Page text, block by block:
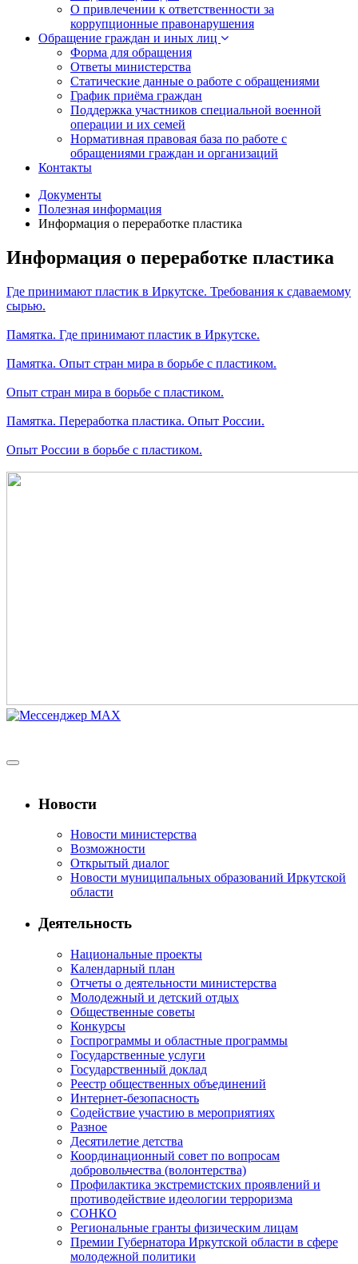
О привлечении к ответственности за
коррупционные правонарушения
Обращение граждан и иных лиц
Форма для обращения
Ответы министерства
Статические данные о работе с обращениями
График приёма граждан
Поддержка участников специальной военной
операции и их семей
Нормативная правовая база по работе с
обращениями граждан и организаций
Контакты
Документы
Полезная информация
Информация о переработке пластика
Информация о переработке пластика
Где принимают пластик в Иркутске. Требования к сдаваемому
сырью.
Памятка. Где принимают пластик в Иркутске.
Памятка. Опыт стран мира в борьбе с пластиком.
Опыт стран мира в борьбе с пластиком.
Памятка. Переработка пластика. Опыт России.
Опыт России в борьбе с пластиком.
Новости
Новости министерства
Возможности
Открытый диалог
Новости муниципальных образований Иркутской
области
Деятельность
Национальные проекты
Календарный план
Отчеты о деятельности министерства
Молодежный и детский отдых
Общественные советы
Конкурсы
Госпрограммы и областные программы
Государственные услуги
Государственный доклад
Реестр общественных объединений
Интернет-безопасность
Содействие участию в мероприятиях
Разное
Десятилетие детства
Координационный совет по вопросам
добровольчества (волонтерства)
Профилактика экстремистских проявлений и
противодействие идеологии терроризма
СОНКО
Региональные гранты физическим лицам
Премии Губернатора Иркутской области в сфере
молодежной политики